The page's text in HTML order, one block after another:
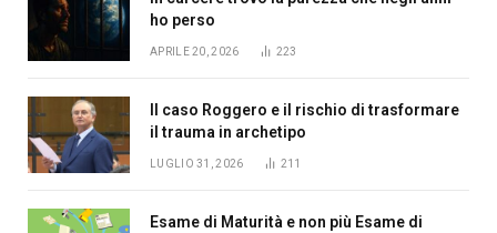
ho perso
APRILE 20, 2026 223
Il caso Roggero e il rischio di trasformare
il trauma in archetipo
LUGLIO 31, 2026 211
Esame di Maturità e non più Esame di